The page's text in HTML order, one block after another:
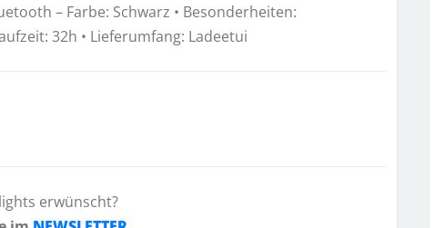
– Farbe: Schwarz • Besonderheiten:
32h • Lieferumfang: Ladeetui
erwünscht?